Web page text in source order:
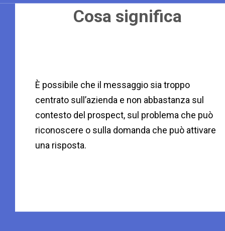
Cosa significa
È possibile che il messaggio sia troppo
centrato sull’azienda e non abbastanza sul
contesto del prospect, sul problema che può
riconoscere o sulla domanda che può attivare
una risposta.